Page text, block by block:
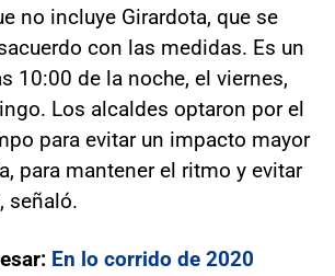
no incluye Girardota, que se
con las medidas. Es un
10:00 de la noche, el viernes,
Los alcaldes optaron por el
para evitar un impacto mayor
para mantener el ritmo y evitar
señaló.
En lo corrido de 2020